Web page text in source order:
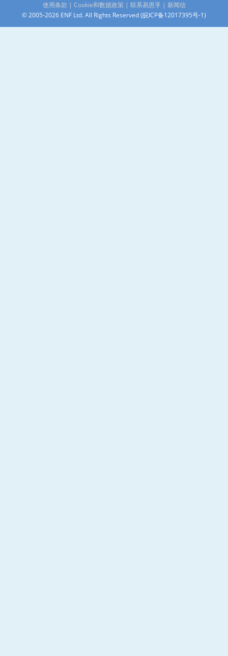
使用条款 | Cookie和数据政策| 联系易恩孚 | 新闻信
© 2005-2026 ENF Ltd. All Rights Reserved (皖ICP备12017395号-1)